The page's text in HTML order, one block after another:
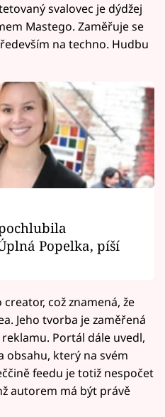
svalovec je dýdžej
Mastego. Zaměřuje se
na techno. Hudbu
Popelka, píší
což znamená, že
Jeho tvorba je zaměřená
Portál dále uvedl,
obsahu, který na svém
feedu je totiž nespočet
autorem má být právě